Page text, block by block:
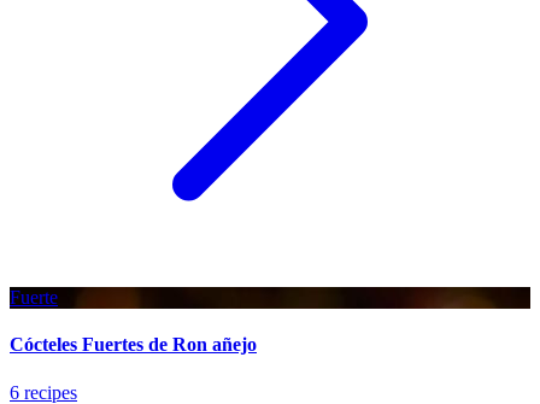
Fuerte
Cócteles Fuertes de Ron añejo
6 recipes